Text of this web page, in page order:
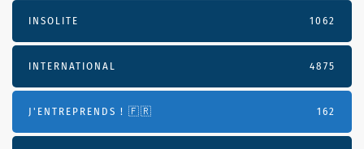
INSOLITE 1062
INTERNATIONAL 4875
J'ENTREPRENDS ! 🇫🇷 162